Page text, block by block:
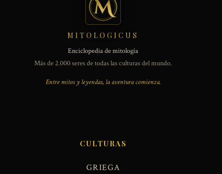
MITOLOGICUS
Enciclopedia de mitología
Más de 2.000 seres de todas las culturas del mundo.
Entre mitos y leyendas, la aventura comienza.
CULTURAS
GRIEGA